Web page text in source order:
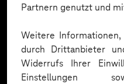
Partnern genutzt und
Weitere
durch Drittanbieter
Widerrufs Ihrer
Einstellungen